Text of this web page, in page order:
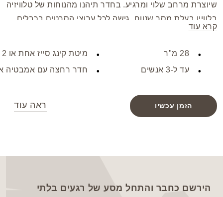
שיוצרת מרחב שלוי ומרגיע. בחדר תיהנו מהנוחות של טלוויזיה
בלוויין בעלת מסך שטוח, גישה לכל ערוצי הסרטים בכבלים,
מיני בר ומתקנים להכנת תה וקפה. לנוחיותכם גם יש מייבש
קרא עוד
28 מ"ר
עד ל-3 אנשים
מיטת קינג סייז אחת או 2 מיטות טווין
חדר רחצה עם אמבטיה
הזמן עכשיו ראה עוד
הירשם כחבר והתחל מסע של רגעים בלתי